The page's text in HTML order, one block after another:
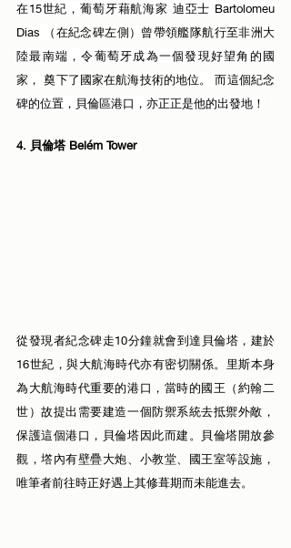
在15世紀，葡萄牙藉航海家 迪亞士 Bartolomeu
Dias （在紀念碑左側）曾帶領艦隊航行至非洲大
陸最南端，令葡萄牙成為一個發現好望角的國
家， 奠下了國家在航海技術的地位。 而這個紀念
碑的位置，貝倫區港口，亦正正是他的出發地！
4. 貝倫塔 Belém Tower
從發現者紀念碑走10分鐘就會到達貝倫塔，建於
16世紀，與大航海時代亦有密切關係。里斯本身
為大航海時代重要的港口，當時的國王（約翰二
世）故提出需要建造一個防禦系統去抵禦外敵，
保護這個港口，貝倫塔因此而建。貝倫塔開放參
觀，㙮內有壁疊大炮、小教堂、國王室等設施，
唯筆者前往時正好遇上其修葺期而未能進去。